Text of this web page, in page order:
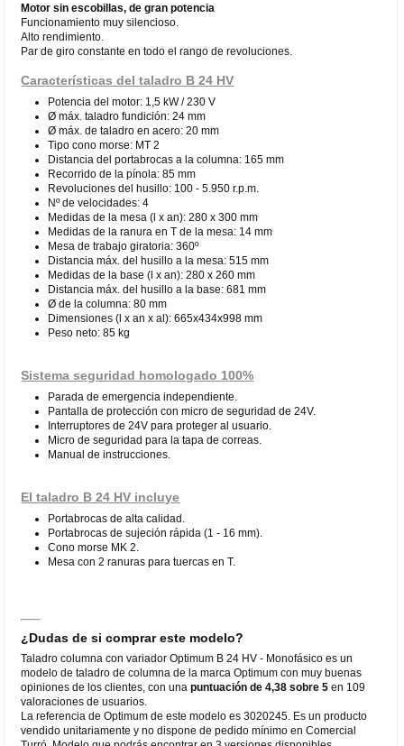
Motor sin escobillas, de gran potencia
Funcionamiento muy silencioso.
Alto rendimiento.
Par de giro constante en todo el rango de revoluciones.
Características del taladro B 24 HV
Potencia del motor: 1,5 kW / 230 V
Ø máx. taladro fundición: 24 mm
Ø máx. de taladro en acero: 20 mm
Tipo cono morse: MT 2
Distancia del portabrocas a la columna: 165 mm
Recorrido de la pínola: 85 mm
Revoluciones del husillo: 100 - 5.950 r.p.m.
Nº de velocidades: 4
Medidas de la mesa (l x an): 280 x 300 mm
Medidas de la ranura en T de la mesa: 14 mm
Mesa de trabajo giratoria: 360º
Distancia máx. del husillo a la mesa: 515 mm
Medidas de la base (l x an): 280 x 260 mm
Distancia máx. del husillo a la base: 681 mm
Ø de la columna: 80 mm
Dimensiones (l x an x al): 665x434x998 mm
Peso neto: 85 kg
Sistema seguridad homologado 100%
Parada de emergencia independiente.
Pantalla de protección con micro de seguridad de 24V.
Interruptores de 24V para proteger al usuario.
Micro de seguridad para la tapa de correas.
Manual de instrucciones.
El taladro B 24 HV incluye
Portabrocas de alta calidad.
Portabrocas de sujeción rápida (1 - 16 mm).
Cono morse MK 2.
Mesa con 2 ranuras para tuercas en T.
¿Dudas de si comprar este modelo?
Taladro columna con variador Optimum B 24 HV - Monofásico es un
modelo de taladro de columna de la marca Optimum con muy buenas
opiniones de los clientes, con unapuntuación de 4,38 sobre 5 en 109
valoraciones de usuarios.
La referencia de Optimum de este modelo es 3020245. Es un producto
vendido unitariamente y no dispone de pedido mínimo en Comercial